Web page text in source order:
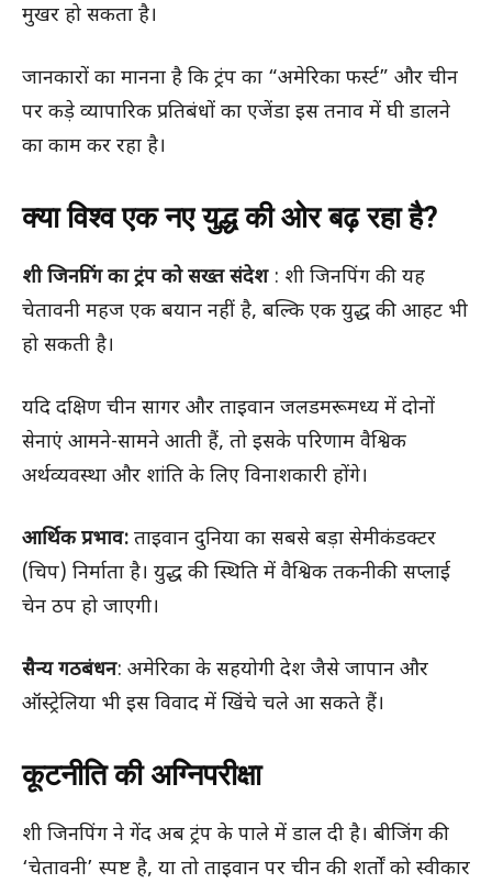
मुखर हो सकता है।
जानकारों का मानना है कि ट्रंप का “अमेरिका फर्स्ट” और चीन
पर कड़े व्यापारिक प्रतिबंधों का एजेंडा इस तनाव में घी डालने
का काम कर रहा है।
क्या विश्व एक नए युद्ध की ओर बढ़ रहा है?
शी जिनपिंग का ट्रंप को सख्त संदेश : शी जिनपिंग की यह
चेतावनी महज एक बयान नहीं है, बल्कि एक युद्ध की आहट भी
हो सकती है।
यदि दक्षिण चीन सागर और ताइवान जलडमरूमध्य में दोनों
सेनाएं आमने-सामने आती हैं, तो इसके परिणाम वैश्विक
अर्थव्यवस्था और शांति के लिए विनाशकारी होंगे।
आर्थिक प्रभाव: ताइवान दुनिया का सबसे बड़ा सेमीकंडक्टर
(चिप) निर्माता है। युद्ध की स्थिति में वैश्विक तकनीकी सप्लाई
चेन ठप हो जाएगी।
सैन्य गठबंधन: अमेरिका के सहयोगी देश जैसे जापान और
ऑस्ट्रेलिया भी इस विवाद में खिंचे चले आ सकते हैं।
कूटनीति की अग्निपरीक्षा
शी जिनपिंग ने गेंद अब ट्रंप के पाले में डाल दी है। बीजिंग की
‘चेतावनी’ स्पष्ट है, या तो ताइवान पर चीन की शर्तों को स्वीकार